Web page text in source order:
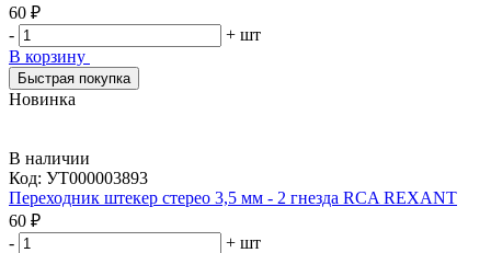
60 ₽
-
+ шт
В корзину
Быстрая покупка
Новинка
В наличии
Код: УТ000003893
Переходник штекер стерео 3,5 мм - 2 гнезда RCA REXANT
60 ₽
-
+ шт